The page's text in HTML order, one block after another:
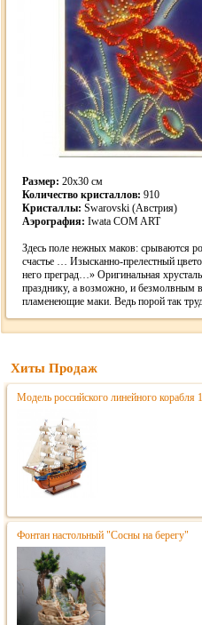
Размер: 20х30 см
Количество кристаллов: 910
Кристаллы: Swarovski (Австрия)
Аэрография: Iwata COM ART
Здесь поле нежных маков: срываются
счастье … Изысканно-прелестный
него преград…» Оригинальная
празднику, а возможно, и безмолвным
пламенеющие маки. Ведь порой так
Хиты Продаж
Модель российского линейного
Фонтан настольный "Сосны на берегу"